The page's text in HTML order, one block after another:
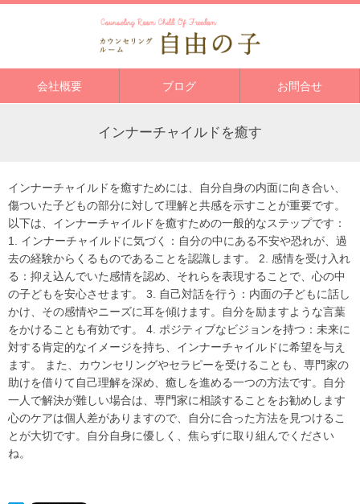
会社概要 ブログ お問合せ
インナーチャイルドを癒す
インナーチャイルドを癒すためには、自分自身の内面に向き合い、
傷ついた子どもの部分に対して理解と共感を示すことが重要です。
以下は、インナーチャイルドを癒すための一般的なステップです：
1. インナーチャイルドに気づく：自分の中にある不安や恐れが、過
去の経験からくるものであることを認識します。 2. 感情を受け入れ
る：抑え込んでいた感情を認め、それらを表現することで、心の中
の子どもを安心させます。 3. 自己対話を行う：内面の子どもに話し
かけ、その感情やニーズに耳を傾けます。自分を励ますような言葉
をかけることも有効です。 4. ポジティブなビジョンを持つ：未来に
対する肯定的なイメージを持ち、インナーチャイルドに希望を与え
ます。 また、カウンセリングやセラピーを受けることも、専門家の
助けを借りて自己理解を深め、癒しを進める一つの方法です。自分
一人で解決が難しい場合は、専門家に相談することをお勧めします
心のケアは個人差がありますので、自分に合った方法を見つけるこ
とが大切です。自分自身に優しく、焦らずに取り組んでください
ね。